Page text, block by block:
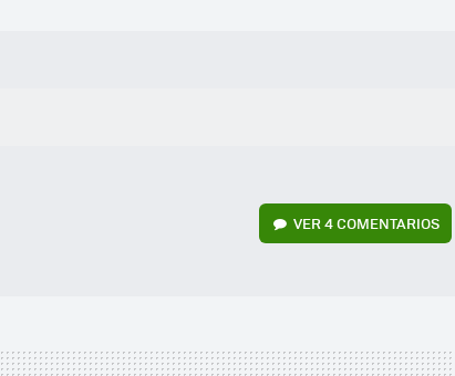
VER4 COMENTARIOS